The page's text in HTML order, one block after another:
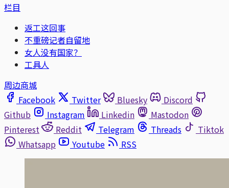
栏目
返工这回事
不重磅记者自留地
女人没有国家？
工具人
周边商城
Facebook
Twitter Bluesky
Discord
Github
Instagram Linkedin
Mastodon
Pinterest
Reddit Telegram Threads
Tiktok
Whatsapp
Youtube RSS